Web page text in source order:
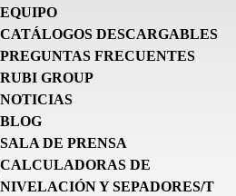
EQUIPO
CATÁLOGOS DESCARGABLES
PREGUNTAS FRECUENTES
RUBI GROUP
NOTICIAS
BLOG
SALA DE PRENSA
CALCULADORAS DE
NIVELACIÓN Y SEPADORES/T